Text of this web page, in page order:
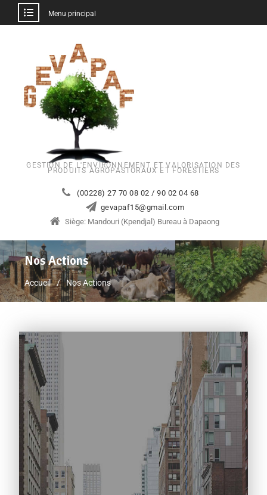
Menu principal
GESTION DE L'ENVIRONNEMENT ET VALORISATION DES
PRODUITS AGROPASTORAUX ET FORESTIERS
(00228) 27 70 08 02 / 90 02 04 68
gevapaf15@gmail.com
Siège: Mandouri (Kpendjal) Bureau à Dapaong
Nos Actions
Accueil Nos Actions